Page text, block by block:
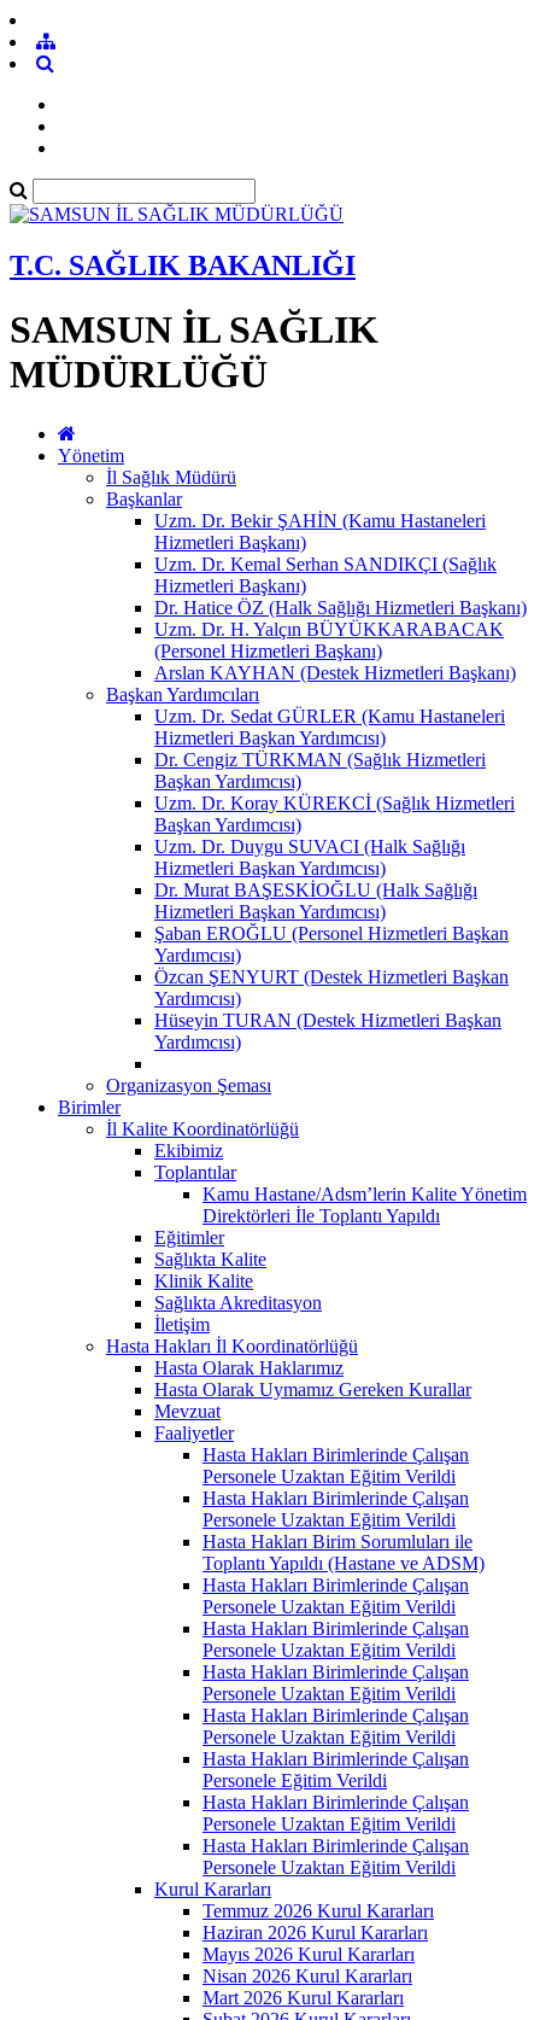
T.C. SAĞLIK BAKANLIĞI
SAMSUN İL SAĞLIK
MÜDÜRLÜĞÜ
Yönetim
İl Sağlık Müdürü
Başkanlar
Uzm. Dr. Bekir ŞAHİN (Kamu Hastaneleri
Hizmetleri Başkanı)
Uzm. Dr. Kemal Serhan SANDIKÇI (Sağlık
Hizmetleri Başkanı)
Dr. Hatice ÖZ (Halk Sağlığı Hizmetleri Başkanı)
Uzm. Dr. H. Yalçın BÜYÜKKARABACAK
(Personel Hizmetleri Başkanı)
Arslan KAYHAN (Destek Hizmetleri Başkanı)
Başkan Yardımcıları
Uzm. Dr. Sedat GÜRLER (Kamu Hastaneleri
Hizmetleri Başkan Yardımcısı)
Dr. Cengiz TÜRKMAN (Sağlık Hizmetleri
Başkan Yardımcısı)
Uzm. Dr. Koray KÜREKCİ (Sağlık Hizmetleri
Başkan Yardımcısı)
Uzm. Dr. Duygu SUVACI (Halk Sağlığı
Hizmetleri Başkan Yardımcısı)
Dr. Murat BAŞESKİOĞLU (Halk Sağlığı
Hizmetleri Başkan Yardımcısı)
Şaban EROĞLU (Personel Hizmetleri Başkan
Yardımcısı)
Özcan ŞENYURT (Destek Hizmetleri Başkan
Yardımcısı)
Hüseyin TURAN (Destek Hizmetleri Başkan
Yardımcısı)
Organizasyon Şeması
Birimler
İl Kalite Koordinatörlüğü
Ekibimiz
Toplantılar
Kamu Hastane/Adsm’lerin Kalite Yönetim
Direktörleri İle Toplantı Yapıldı
Eğitimler
Sağlıkta Kalite
Klinik Kalite
Sağlıkta Akreditasyon
İletişim
Hasta Hakları İl Koordinatörlüğü
Hasta Olarak Haklarımız
Hasta Olarak Uymamız Gereken Kurallar
Mevzuat
Faaliyetler
Hasta Hakları Birimlerinde Çalışan
Personele Uzaktan Eğitim Verildi
Hasta Hakları Birimlerinde Çalışan
Personele Uzaktan Eğitim Verildi
Hasta Hakları Birim Sorumluları ile
Toplantı Yapıldı (Hastane ve ADSM)
Hasta Hakları Birimlerinde Çalışan
Personele Uzaktan Eğitim Verildi
Hasta Hakları Birimlerinde Çalışan
Personele Uzaktan Eğitim Verildi
Hasta Hakları Birimlerinde Çalışan
Personele Uzaktan Eğitim Verildi
Hasta Hakları Birimlerinde Çalışan
Personele Uzaktan Eğitim Verildi
Hasta Hakları Birimlerinde Çalışan
Personele Eğitim Verildi
Hasta Hakları Birimlerinde Çalışan
Personele Uzaktan Eğitim Verildi
Hasta Hakları Birimlerinde Çalışan
Personele Uzaktan Eğitim Verildi
Kurul Kararları
Temmuz 2026 Kurul Kararları
Haziran 2026 Kurul Kararları
Mayıs 2026 Kurul Kararları
Nisan 2026 Kurul Kararları
Mart 2026 Kurul Kararları